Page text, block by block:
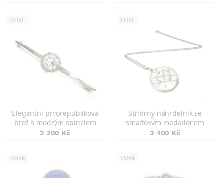
NOVÉ
Elegantní prvorepubliková
brož s modrým spinelem
2 200 Kč
NOVÉ
Stříbrný náhrdelník se
smaltovým medailonem
2 400 Kč
NOVÉ NOVÉ